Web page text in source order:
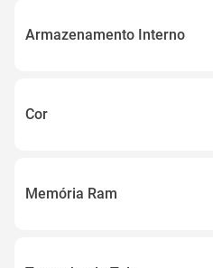
Armazenamento Interno
Cor
Memória Ram